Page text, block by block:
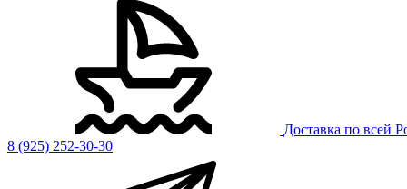
Доставка по всей
8 (925) 252-30-30